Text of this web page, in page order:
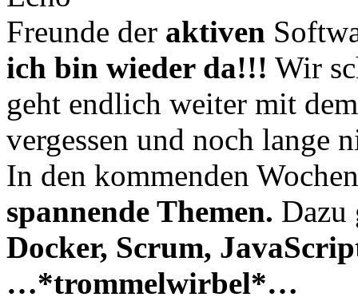
Freunde der aktiven
ich bin wieder da!!! Wir
geht endlich weiter mit
vergessen und noch lange
In den kommenden
spannende Themen. Dazu
Docker, Scrum,
…*trommelwirbel*…